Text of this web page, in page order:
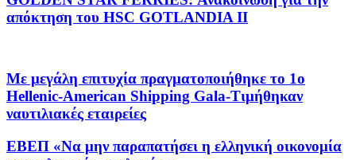
απόκτηση του HSC GOTLANDIA II
Με μεγάλη επιτυχία πραγματοποιήθηκε το 1ο
Hellenic-American Shipping Gala-Τιμήθηκαν
ναυτιλιακές εταιρείες
ΕΒΕΠ «Να μην παραπατήσει η ελληνική οικονομία